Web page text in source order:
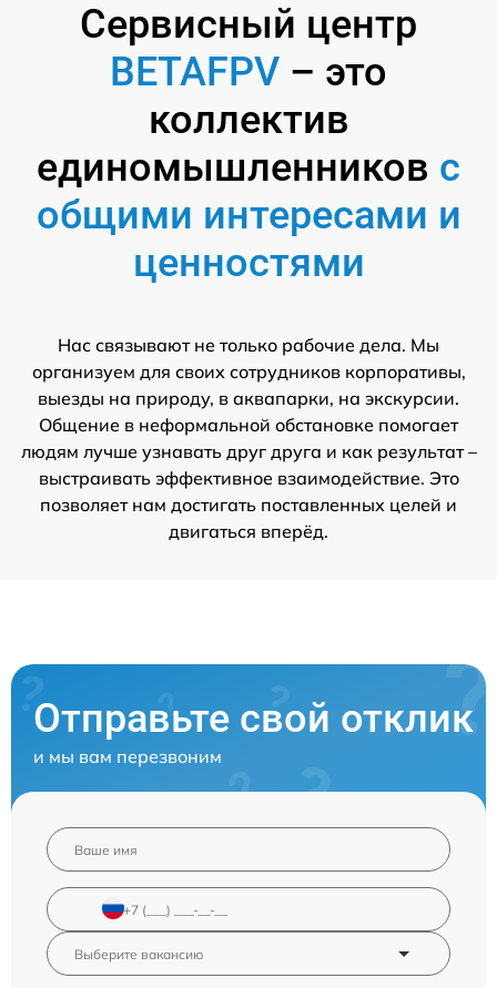
Сервисный центр
BETAFPV – это
коллектив
единомышленников с
общими интересами и
ценностями
Нас связывают не только рабочие дела. Мы
организуем для своих сотрудников корпоративы,
выезды на природу, в аквапарки, на экскурсии.
Общение в неформальной обстановке помогает
людям лучше узнавать друг друга и как результат –
выстраивать эффективное взаимодействие. Это
позволяет нам достигать поставленных целей и
двигаться вперёд.
Отправьте свой отклик
и мы вам перезвоним